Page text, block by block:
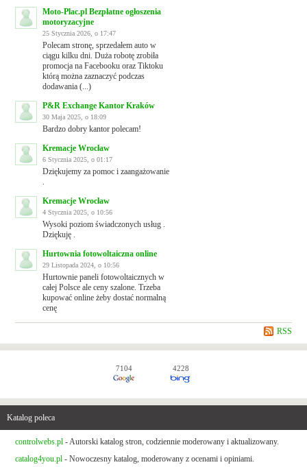
Moto-Plac.pl Bezpłatne ogłoszenia
motoryzacyjne
25 Stycznia 2026, o 17:47
Polecam stronę, sprzedałem auto w
ciągu kilku dni. Duża robotę zrobiła
promocja na Facebooku oraz Tiktoku
którą można zaznaczyć podczas
dodawania (...)
P&R Exchange Kantor Kraków
30 Maja 2025, o 18:09
Bardzo dobry kantor polecam!
Kremacje Wrocław
6 Stycznia 2025, o 01:17
Dziękujemy za pomoc i zaangażowanie
Kremacje Wrocław
4 Stycznia 2025, o 10:56
Wysoki poziom świadczonych usług .
Dziękuję .
Hurtownia fotowoltaiczna online
29 Listopada 2024, o 10:56
Hurtownie paneli fotowoltaicznych w
całej Polsce ale ceny szalone. Trzeba
kupować online żeby dostać normalną
cenę
RSS
7104 4228
Katalog poleca
controlwebs.pl - Autorski katalog stron, codziennie moderowany i aktualizowany.
catalog4you.pl - Nowoczesny katalog, moderowany z ocenami i opiniami.